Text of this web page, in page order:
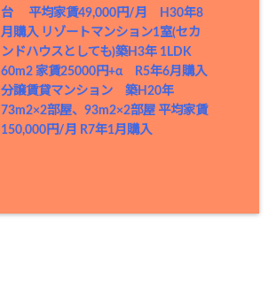
台 平均家賃49,000円/月 H30年8
月購入 リゾートマンション1室(セカ
ンドハウスとしても)築H3年 1LDK
60m2 家賃25000円+α R5年6月購入
分譲賃貸マンション 築H20年
73m2×2部屋、93m2×2部屋 平均家賃
150,000円/月 R7年1月購入